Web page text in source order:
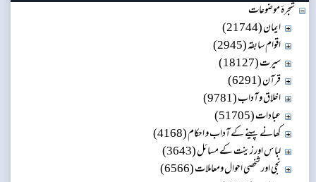
شجرۂ موضوعات
ایمان (21744)
اقوام سابقہ (2945)
سیرت (18127)
قرآن (6291)
اخلاق و آداب (9781)
عبادات (51705)
کھانے پینے کے آداب و احکام (4168)
لباس اور زینت کے مسائل (3643)
نجی اور شخصی احوال ومعاملات (6566)